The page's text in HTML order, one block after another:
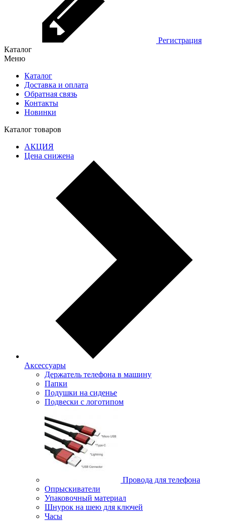
Регистрация
Каталог
Меню
Каталог
Доставка и оплата
Обратная связь
Контакты
Новинки
Каталог товаров
АКЦИЯ
Цена снижена
Аксессуары
Держатель телефона в машину
Папки
Подушки на сиденье
Подвески с логотипом
Провода для телефона
Опрыскиватели
Упаковочный материал
Шнурок на шею для ключей
Часы